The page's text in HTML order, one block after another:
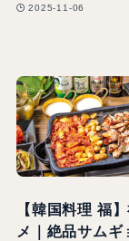
2025-11-06
【韓国料理 福
メ｜絶品サムギ